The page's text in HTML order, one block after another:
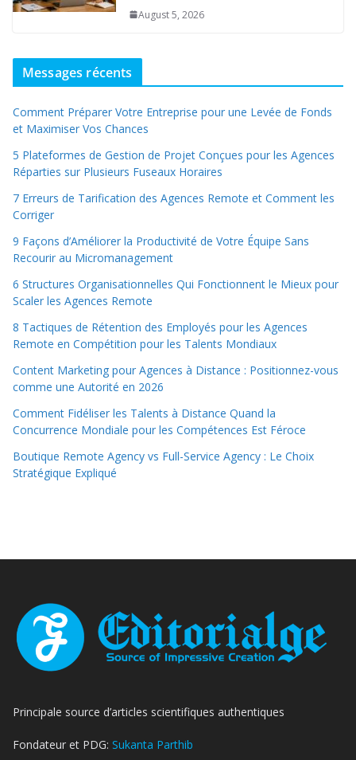
August 5, 2026
Messages récents
Comment Préparer Votre Entreprise pour une Levée de Fonds
et Maximiser Vos Chances
5 Plateformes de Gestion de Projet Conçues pour les Agences
Réparties sur Plusieurs Fuseaux Horaires
7 Erreurs de Tarification des Agences Remote et Comment les
Corriger
9 Façons d’Améliorer la Productivité de Votre Équipe Sans
Recourir au Micromanagement
6 Structures Organisationnelles Qui Fonctionnent le Mieux pour
Scaler les Agences Remote
8 Tactiques de Rétention des Employés pour les Agences
Remote en Compétition pour les Talents Mondiaux
Content Marketing pour Agences à Distance : Positionnez-vous
comme une Autorité en 2026
Comment Fidéliser les Talents à Distance Quand la
Concurrence Mondiale pour les Compétences Est Féroce
Boutique Remote Agency vs Full-Service Agency : Le Choix
Stratégique Expliqué
Principale source d’articles scientifiques authentiques
Fondateur et PDG: Sukanta Parthib